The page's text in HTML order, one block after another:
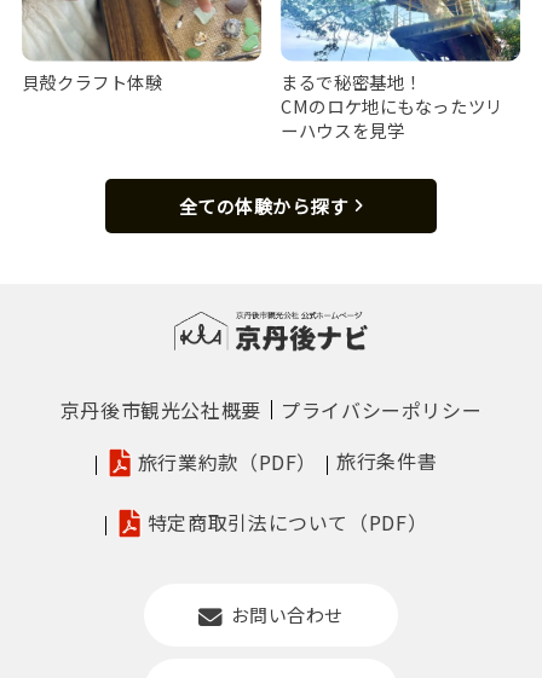
貝殻クラフト体験
まるで秘密基地！
CMのロケ地にもなったツリ
ーハウスを見学
全ての体験から探す
京丹後市観光公社概要
プライバシーポリシー
旅行業約款（PDF）
旅行条件書
特定商取引法について（PDF）
お問い合わせ